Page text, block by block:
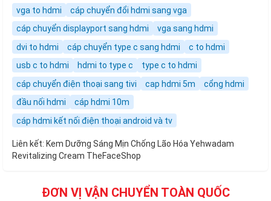
vga to hdmi
cáp chuyển đổi hdmi sang vga
cáp chuyển displayport sang hdmi
vga sang hdmi
dvi to hdmi
cáp chuyển type c sang hdmi
c to hdmi
usb c to hdmi
hdmi to type c
type c to hdmi
cáp chuyển điện thoại sang tivi
cap hdmi 5m
cổng hdmi
đầu nối hdmi
cáp hdmi 10m
cáp hdmi kết nối điện thoại android và tv
Liên kết: Kem Dưỡng Sáng Mịn Chống Lão Hóa Yehwadam
Revitalizing Cream TheFaceShop
ĐƠN VỊ VẬN CHUYỂN TOÀN QUỐC